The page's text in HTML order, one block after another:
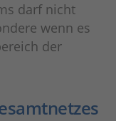
darf nicht
wenn es
der